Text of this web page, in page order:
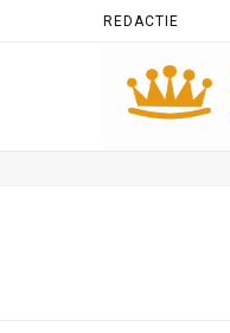
REDACTIE